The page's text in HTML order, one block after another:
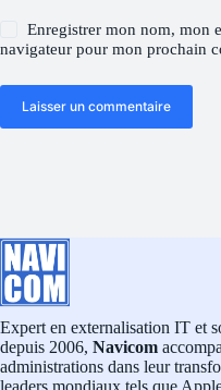
Enregistrer mon nom, mon
navigateur pour mon prochain
Laisser un commentaire
Expert en externalisation IT et
depuis 2006, Navicom
administrations dans leur